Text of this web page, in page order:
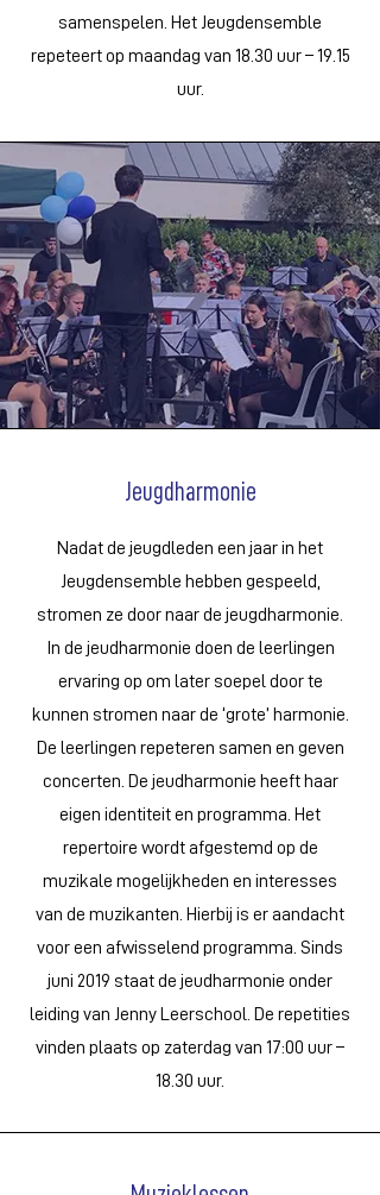
samenspelen. Het Jeugdensemble
repeteert op maandag van 18.30 uur – 19.15
uur.
Jeugdharmonie
Nadat de jeugdleden een jaar in het
Jeugdensemble hebben gespeeld,
stromen ze door naar de jeugdharmonie.
In de jeudharmonie doen de leerlingen
ervaring op om later soepel door te
kunnen stromen naar de ‘grote’ harmonie.
De leerlingen repeteren samen en geven
concerten. De jeudharmonie heeft haar
eigen identiteit en programma. Het
repertoire wordt afgestemd op de
muzikale mogelijkheden en interesses
van de muzikanten. Hierbij is er aandacht
voor een afwisselend programma. Sinds
juni 2019 staat de jeudharmonie onder
leiding van Jenny Leerschool. De repetities
vinden plaats op zaterdag van 17:00 uur –
18.30 uur.